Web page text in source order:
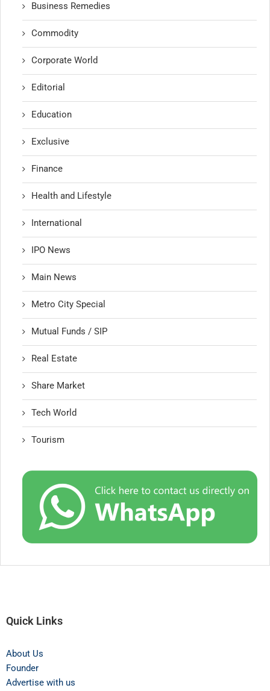
Business Remedies
Commodity
Corporate World
Editorial
Education
Exclusive
Finance
Health and Lifestyle
International
IPO News
Main News
Metro City Special
Mutual Funds / SIP
Real Estate
Share Market
Tech World
Tourism
Quick Links
About Us
Founder
Advertise with us